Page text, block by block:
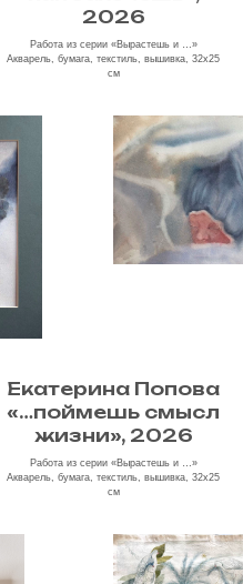
2026
Работа из серии «Вырастешь и …»
Акварель, бумага, текстиль, вышивка, 32х25
см
Екатерина Попова
«…поймешь смысл
жизни», 2026
Работа из серии «Вырастешь и …»
Акварель, бумага, текстиль, вышивка, 32х25
см